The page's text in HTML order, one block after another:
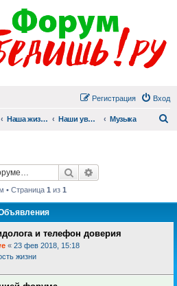
Вход
Регистрация
Наша жизнь (не всё же о суициде!) Наши увлечения Музыка
Поиск
• Страница 1 из 1
и телефон доверия
« 23 фев 2018, 15:18
жизни